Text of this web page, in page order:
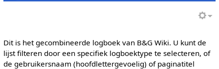
Dit is het gecombineerde logboek van B&G Wiki. U kunt de
lijst filteren door een specifiek logboektype te selecteren, of
de gebruikersnaam (hoofdlettergevoelig) of paginatitel